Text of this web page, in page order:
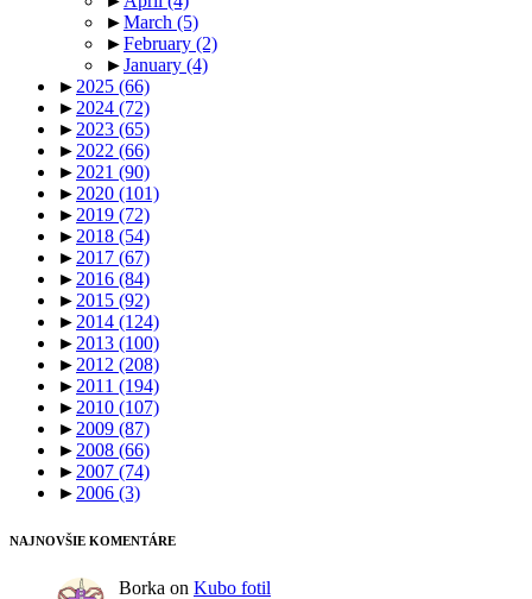
►March (5)
►February (2)
►January (4)
► 2025 (66)
► 2024 (72)
► 2023 (65)
► 2022 (66)
► 2021 (90)
► 2020 (101)
► 2019 (72)
► 2018 (54)
► 2017 (67)
► 2016 (84)
► 2015 (92)
► 2014 (124)
► 2013 (100)
► 2012 (208)
► 2011 (194)
► 2010 (107)
► 2009 (87)
► 2008 (66)
► 2007 (74)
► 2006 (3)
NAJNOVŠIE KOMENTÁRE
Borka on Kubo fotil